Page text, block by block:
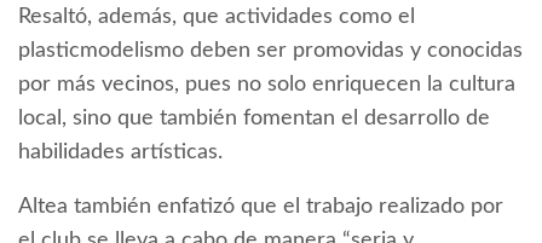
Resaltó, además, que actividades como el
plasticmodelismo deben ser promovidas y conocidas
por más vecinos, pues no solo enriquecen la cultura
local, sino que también fomentan el desarrollo de
habilidades artísticas.
Altea también enfatizó que el trabajo realizado por